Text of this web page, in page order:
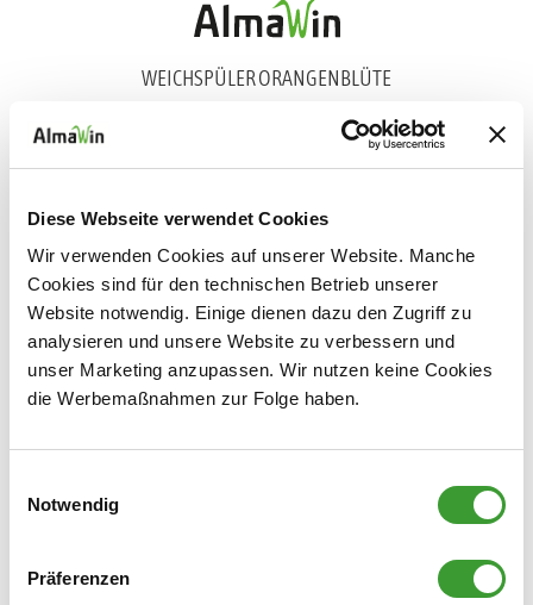
Diese Webseite verwendet Cookies
Wir verwenden Cookies auf unserer Website. Manche
Cookies sind für den technischen Betrieb unserer
Website notwendig. Einige dienen dazu den Zugriff zu
analysieren und unsere Website zu verbessern und
unser Marketing anzupassen. Wir nutzen keine Cookies
die Werbemaßnahmen zur Folge haben.
Notwendig
Präferenzen
WEICHSPÜLER ORANGENBLÜTE
WEICHSPÜLER LAVENDEL